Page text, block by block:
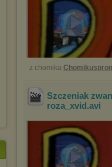
z chomika
Szczeniak
roza_xvid .avi